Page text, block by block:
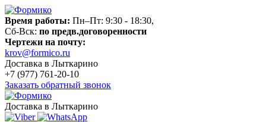
Время работы: Пн–Пт: 9:30 - 18:30,
Сб-Вск: по предв.договоренности
Чертежи на почту:
krov@formico.ru
Доставка в Лыткарино
+7 (977) 761-20-10
Заказать обратный звонок
Доставка в Лыткарино